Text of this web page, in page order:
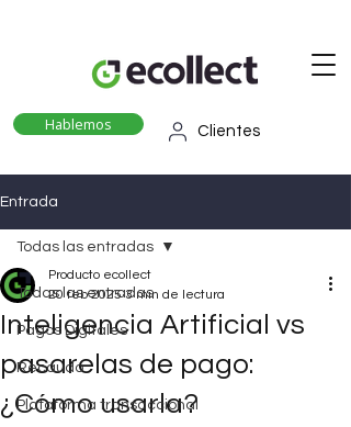
Clientes
Hablemos
Entrada
Todas las entradas
Pagos Digitales
Recaudo
Plataforma transaccional
Todas las entradas
Inteligencia Artificial vs
pasarelas de pago:
¿Cómo usarla?
Producto ecollect
20 feb 2025 3 min de lectura